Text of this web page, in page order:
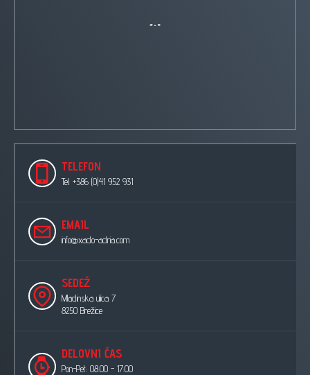
TELEFON
Tel: +386 (0)41 952 931
EMAIL
info@xado-adria.com
SEDEŽ
Mladinska ulica 7
8250 Brežice
DELOVNI ČAS
Pon-Pet: 08:00 - 17:00